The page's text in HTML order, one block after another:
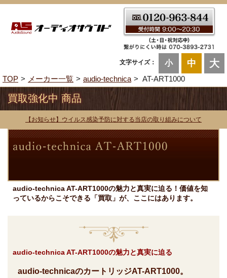
文字サイズ： 小 中 大
TOP メーカー一覧 audio-technica AT-ART1000
買取強化中 商品
【お知らせ】ウイルス感染予防に対する当店の取り組みについて
audio-technica AT-ART1000の魅力と真実に迫る！価値を知
っているからこそできる「買取」が、ここにはあります。
audio-technica AT-ART1000の魅力と真実に迫る
audio-technicaのカートリッジAT-ART1000。